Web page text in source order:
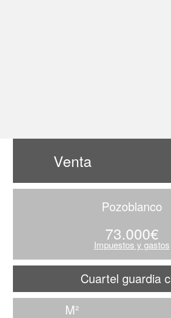
Venta
Pozoblanco
73.000€
Impuestos y gastos
Cuartel guardia
M²